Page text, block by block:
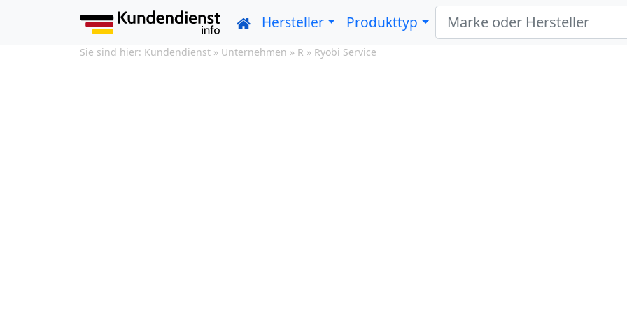
Hersteller Produkttyp
Sie sind hier: Kundendienst » Unternehmen » R » Ryobi Service